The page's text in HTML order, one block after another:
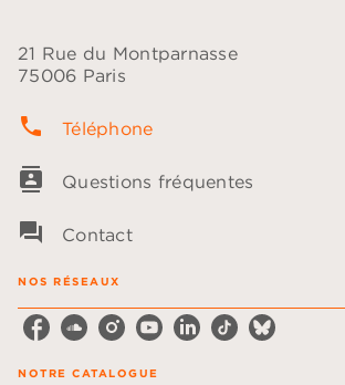
21 Rue du Montparnasse
75006 Paris
phone Téléphone
contacts Questions fréquentes
question_answer Contact
NOS RÉSEAUX
NOTRE CATALOGUE